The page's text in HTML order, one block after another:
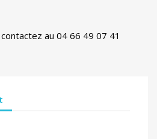
au 04 66 49 07 41